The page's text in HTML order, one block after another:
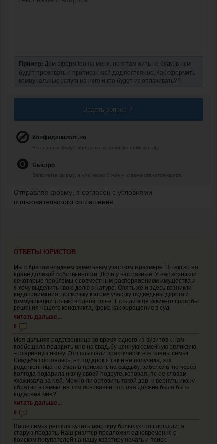
Пример: Дом оформлен на меня, но я там жить не буду, в нем
будет проживать и прописан мой дед постоянно. Как оформить
коммунальные услуги на него и кто будет их оплачивать??
Задать вопрос
Конфиденциально
Все данные будут переданы по защищенному каналу.
Быстро
Заполните форму, и уже через 5 минут с вами свяжется юрист.
Отправляя форму, я согласен с условиями
пользовательского соглашения
ОТВЕТЫ ЮРИСТОВ
Мы с братом владеем земельным участком в размере 10 гектар на
праве долевой собственности. Доли у нас равные. У нас возникли
некоторые проблемы с совместным распоряжением имущества и
я хочу выделить свою долю в натуре. Опять же и здесь возникли
недопонимания, поскольку к этому участку подведены дорога и
коммуникации только в одной точке. Есть ли еще какие-то способы
решения нашего конфликта, кроме как обращение в суд.
читать дальше...
0
Моя дальняя родственница во время одного из визитов к нам
пообещала подарить мне на свадьбу ценную семейную реликвию
– старинную икону. Это слышали практически все члены семьи.
Свадьба состоялась, но подарок я так и не получила, эта
родственница не смогла приехать на свадьбу, заболела, но через
полгода подарила икону своей подруге, которая, по ее словам,
ухаживала за ней. Можно ли оспорить такой дар, и вернуть икону
обратно в семью, на том основании, что она должна была быть
подарена мне?
читать дальше...
0
Наша семья решила купить квартиру большую по площади, а
старую продать. Наш риэлтор предложил одновременно с
поиском покупателей на нашу квартиру начать и поиск